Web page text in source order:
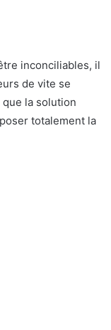
inconciliables, il
de vite se
que la solution
totalement la